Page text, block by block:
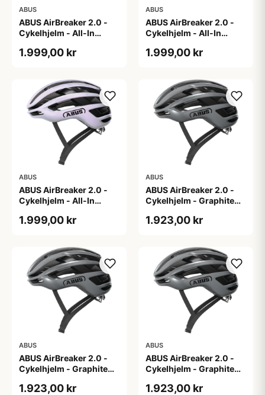
ABUS
ABUS AirBreaker 2.0 -
Cykelhjelm - All-In
1.999,00 kr
ABUS
ABUS AirBreaker 2.0 -
Cykelhjelm - All-In
1.999,00 kr
ABUS
ABUS AirBreaker 2.0 -
Cykelhjelm - All-In
1.999,00 kr
ABUS
ABUS AirBreaker 2.0 -
Cykelhjelm - Graphite
1.923,00 kr
ABUS
ABUS AirBreaker 2.0 -
Cykelhjelm - Graphite
1.923,00 kr
ABUS
ABUS AirBreaker 2.0 -
Cykelhjelm - Graphite
1.923,00 kr